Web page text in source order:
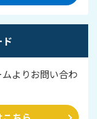
ド
よりお問い合わ